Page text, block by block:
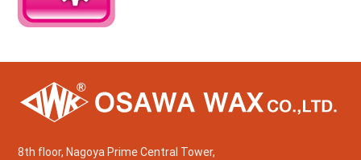
8th floor, Nagoya Prime Central Tower,